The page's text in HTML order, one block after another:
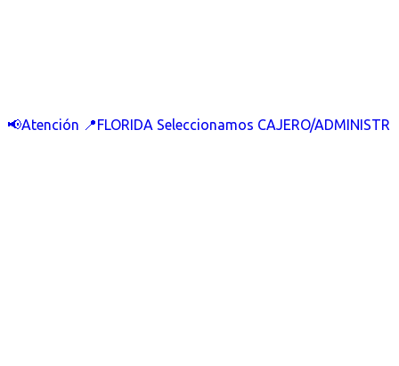
📢Atención 📍FLORIDA Seleccionamos CAJERO/ADMINISTR